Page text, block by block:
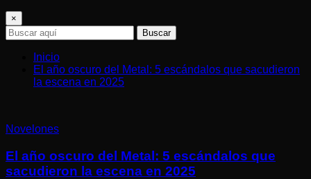
×
Buscar
Inicio
El año oscuro del Metal: 5 escándalos que sacudieron
la escena en 2025
Novelones
El año oscuro del Metal: 5 escándalos que
sacudieron la escena en 2025